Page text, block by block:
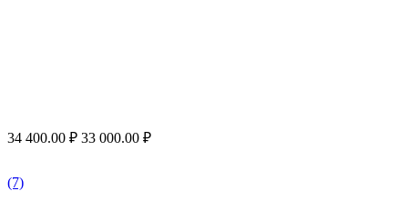
34 400.00 ₽ 33 000.00 ₽
(7)